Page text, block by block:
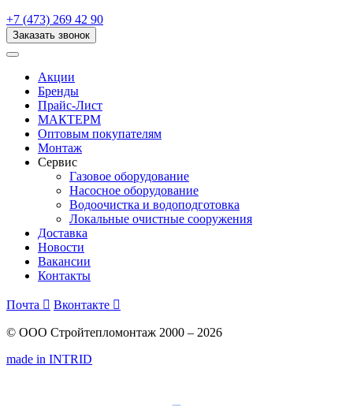
+7 (473) 269 42 90
Заказать звонок
Акции
Бренды
Прайс-Лист
МАКТЕРМ
Оптовым покупателям
Монтаж
Сервис
Газовое оборудование
Насосное оборудование
Водоочистка и водоподготовка
Локальные очистные сооружения
Доставка
Новости
Вакансии
Контакты
Почта  Вконтакте 
© ООО Стройтепломонтаж 2000 – 2026
made in INTRID